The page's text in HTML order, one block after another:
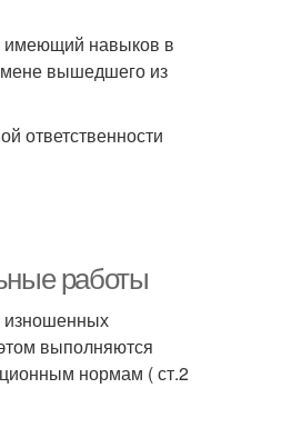
имеющий навыков в
вышедшего из
ответственности
работы
изношенных
выполняются
нормам ( ст.2